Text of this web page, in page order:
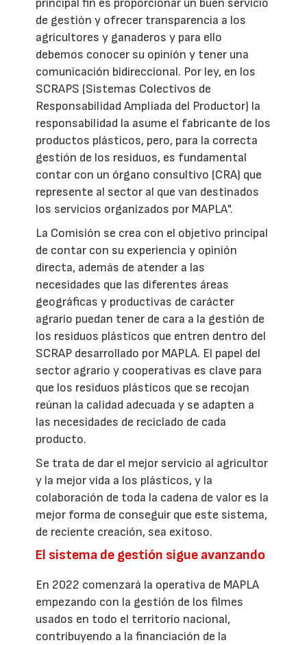
principal fin es proporcionar un buen servicio
de gestión y ofrecer transparencia a los
agricultores y ganaderos y para ello
debemos conocer su opinión y tener una
comunicación bidireccional. Por ley, en los
SCRAPS (Sistemas Colectivos de
Responsabilidad Ampliada del Productor) la
responsabilidad la asume el fabricante de los
productos plásticos, pero, para la correcta
gestión de los residuos, es fundamental
contar con un órgano consultivo (CRA) que
represente al sector al que van destinados
los servicios organizados por MAPLA".
La Comisión se crea con el objetivo principal
de contar con su experiencia y opinión
directa, además de atender a las
necesidades que las diferentes áreas
geográficas y productivas de carácter
agrario puedan tener de cara a la gestión de
los residuos plásticos que entren dentro del
SCRAP desarrollado por MAPLA. El papel del
sector agrario y cooperativas es clave para
que los residuos plásticos que se recojan
reúnan la calidad adecuada y se adapten a
las necesidades de reciclado de cada
producto.
Se trata de dar el mejor servicio al agricultor
y la mejor vida a los plásticos, y la
colaboración de toda la cadena de valor es la
mejor forma de conseguir que este sistema,
de reciente creación, sea exitoso.
El sistema de gestión sigue avanzando
En 2022 comenzará la operativa de MAPLA
empezando con la gestión de los filmes
usados en todo el territorio nacional,
contribuyendo a la financiación de la